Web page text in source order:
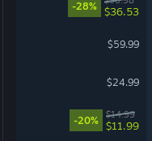
-28% $36.53
$59.99
$24.99
-20%
$14.99
$11.99